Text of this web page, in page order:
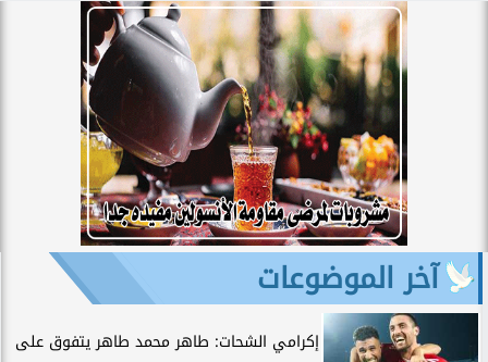
آخر الموضوعات
إكرامي الشحات: طاهر محمد طاهر يتفوق على